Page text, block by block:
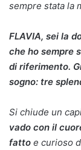
sempre stata la
FLAVIA, sei la
che ho sempre
di riferimento.
sogno: tre
Si chiude un
vado con il
fatto e curioso